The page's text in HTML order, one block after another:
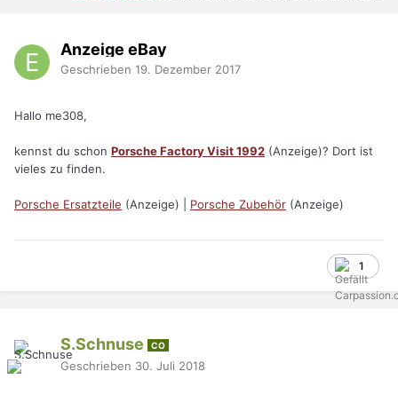
Anzeige eBay
Geschrieben 19. Dezember 2017
Hallo me308,
kennst du schon Porsche Factory Visit 1992 (Anzeige)? Dort ist
vieles zu finden.
Porsche Ersatzteile (Anzeige) | Porsche Zubehör (Anzeige)
1
S.Schnuse CO
Geschrieben 30. Juli 2018